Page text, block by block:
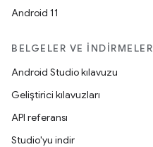
Android 11
BELGELER VE İNDIRMELER
Android Studio kılavuzu
Geliştirici kılavuzları
API referansı
Studio'yu indir